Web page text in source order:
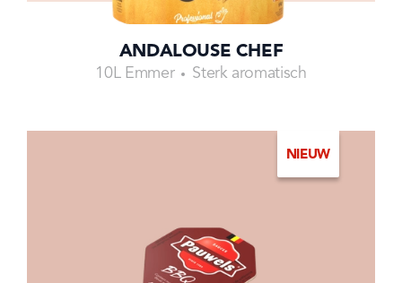
ANDALOUSE CHEF
10L Emmer Sterk aromatisch
NIEUW